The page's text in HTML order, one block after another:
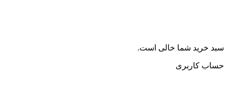
سبد خرید شما خالی است.
حساب کاربری